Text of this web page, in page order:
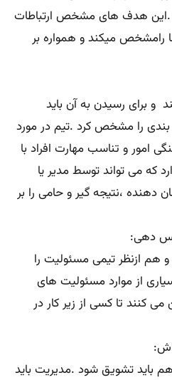
هدف های مشخص ارتباطات
رامشخص میکند و همواره بر
برای رسیدن به آن باید
را مشخص کرد .تیم در مورد
امور و تناسب مهارت افراد با
که می تواند توسط مدیر یا
،نتیجه گیر و حامی را بر
دهی:
هم ازنظر تیمی مسئولیت را
از موارد مسئولیت های
کنند تا کسی از زیر کار در
هم باید تشویق شود .مدیریت باید